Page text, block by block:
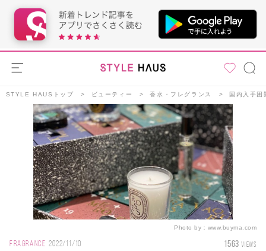
STYLE HAUSトップ ビューティー 香水・フレグランス 国内入手
Photo by： www.buyma.com
FRAGRANCE 2022/11/10 1563 VIEWS